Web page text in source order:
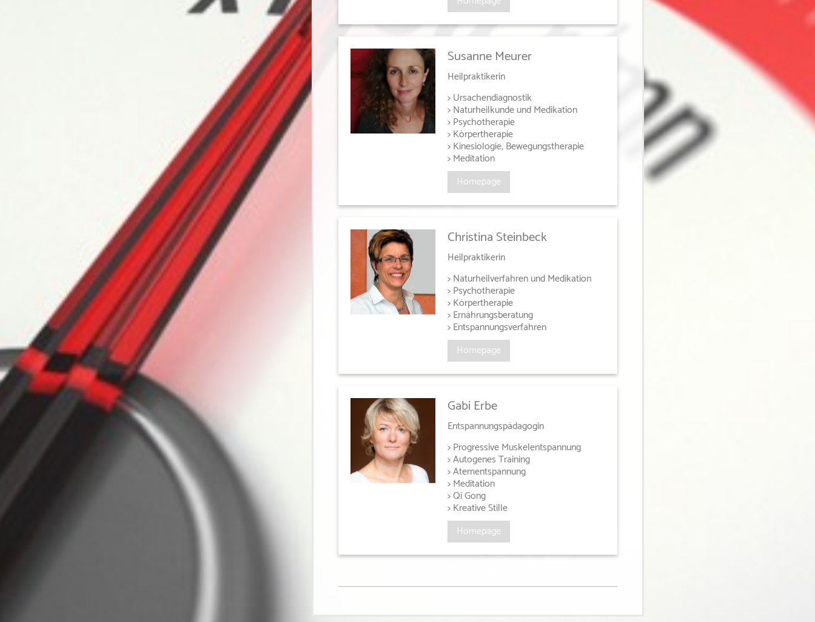
Susanne Meurer
Heilpraktikerin
> Ursachendiagnostik
> Naturheilkunde und Medikation
> Psychotherapie
> Körpertherapie
> Kinesiologie, Bewegungstherapie
> Meditation
Homepage
Christina Steinbeck
Heilpraktikerin
> Naturheilverfahren und Medikation
> Psychotherapie
> Körpertherapie
> Ernährungsberatung
> Entspannungsverfahren
Homepage
Gabi Erbe
Entspannungspädagogin
> Progressive Muskelentspannung
> Autogenes Training
> Atementspannung
> Meditation
> Qi Gong
> Kreative Stille
Homepage